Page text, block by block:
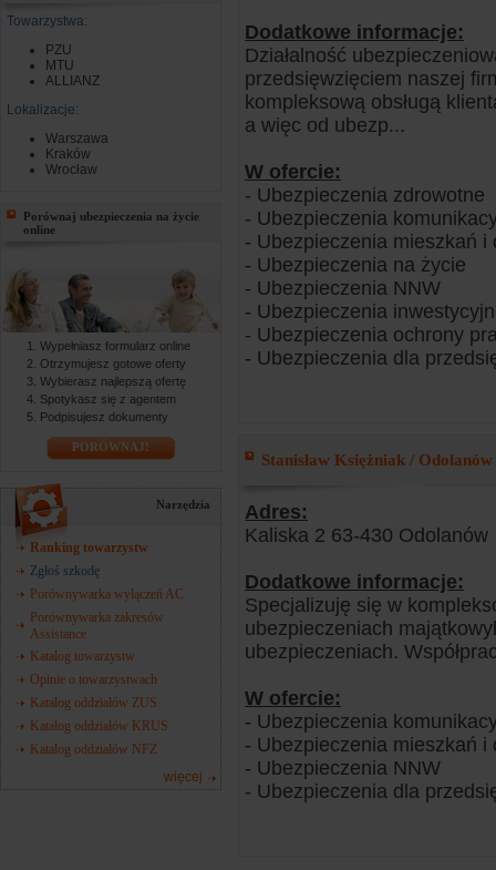
Towarzystwa:
PZU
MTU
ALLIANZ
Lokalizacje:
Warszawa
Kraków
Wrocław
Porównaj ubezpieczenia na życie
online
Wypełniasz formularz online
Otrzymujesz gotowe oferty
Wybierasz najlepszą ofertę
Spotykasz się z agentem
Podpisujesz dokumenty
PORÓWNAJ!
Narzędzia
Ranking towarzystw
Zgłoś szkodę
Porównywarka wyłączeń AC
Porównywarka zakresów
Assistance
Katalog towarzystw
Opinie o towarzystwach
Katalog oddziałów ZUS
Katalog oddziałów KRUS
Katalog oddziałów NFZ
więcej
Dodatkowe informacje:
Działalność
przedsięwzięciem naszej
kompleksową obsługą
a więc od ubezp...
W ofercie:
- Ubezpieczenia zdrowotne
- Ubezpieczenia
- Ubezpieczenia mieszkań i
- Ubezpieczenia na życie
- Ubezpieczenia NNW
- Ubezpieczenia
- Ubezpieczenia ochrony
- Ubezpieczenia dla
Stanisław Księżniak / Odolanów
Adres:
Kaliska 2 63-430 Odolanów
Dodatkowe informacje:
Specjalizuję się w
ubezpieczeniach
ubezpieczeniach.
W ofercie:
- Ubezpieczenia
- Ubezpieczenia mieszkań i
- Ubezpieczenia NNW
- Ubezpieczenia dla